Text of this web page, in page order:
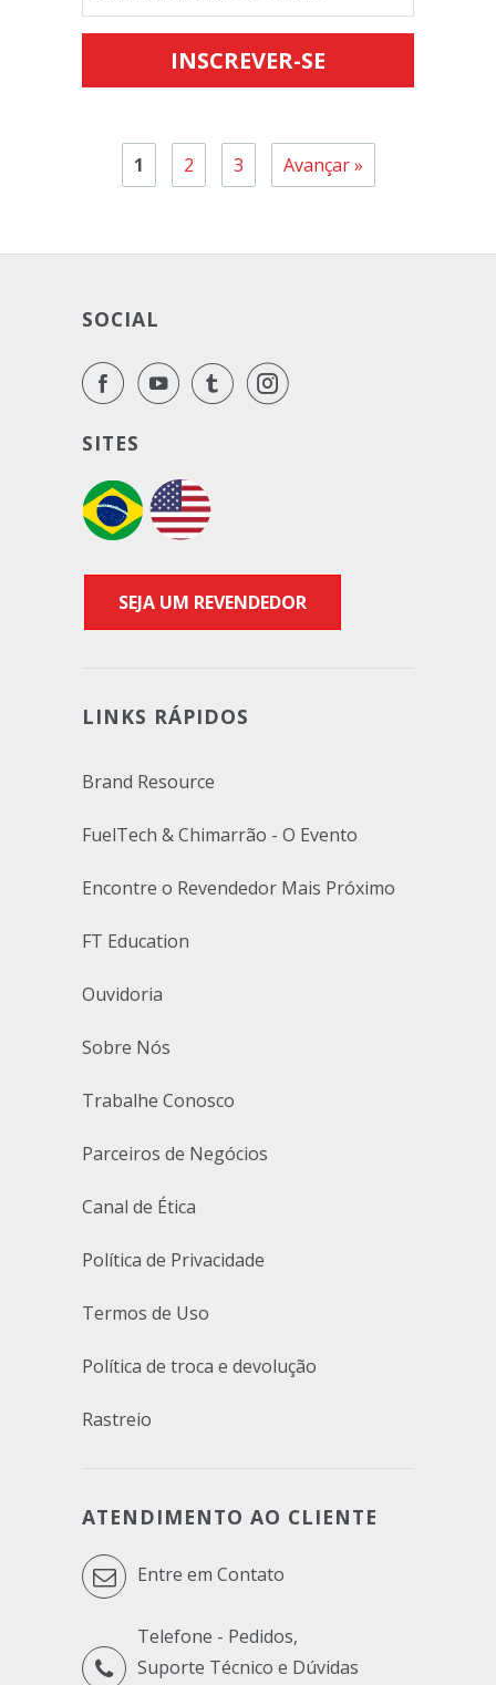
1 2 3 Avançar »
SOCIAL
SITES
SEJA UM REVENDEDOR
LINKS RÁPIDOS
Brand Resource
FuelTech & Chimarrão - O Evento
Encontre o Revendedor Mais Próximo
FT Education
Ouvidoria
Sobre Nós
Trabalhe Conosco
Parceiros de Negócios
Canal de Ética
Política de Privacidade
Termos de Uso
Política de troca e devolução
Rastreio
ATENDIMENTO AO CLIENTE
Entre em Contato
Telefone - Pedidos,
Suporte Técnico e Dúvidas